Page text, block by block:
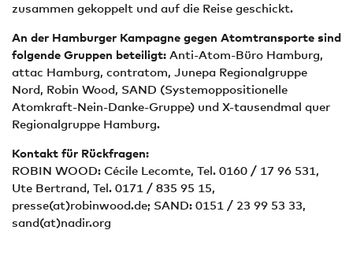
zusammen gekoppelt und auf die Reise geschickt.
An der Hamburger Kampagne gegen Atomtransporte sind
folgende Gruppen beteiligt: Anti-Atom-Büro Hamburg,
attac Hamburg, contratom, Junepa Regionalgruppe
Nord, Robin Wood, SAND (Systemoppositionelle
Atomkraft-Nein-Danke-Gruppe) und X-tausendmal quer
Regionalgruppe Hamburg.
Kontakt für Rückfragen:
ROBIN WOOD: Cécile Lecomte, Tel. 0160 / 17 96 531,
Ute Bertrand, Tel. 0171 / 835 95 15,
presse(at)robinwood.de; SAND: 0151 / 23 99 53 33,
sand(at)nadir.org